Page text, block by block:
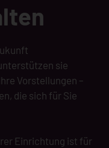
sie
Vorstellungen –
die sich für Sie
Einrichtung ist für